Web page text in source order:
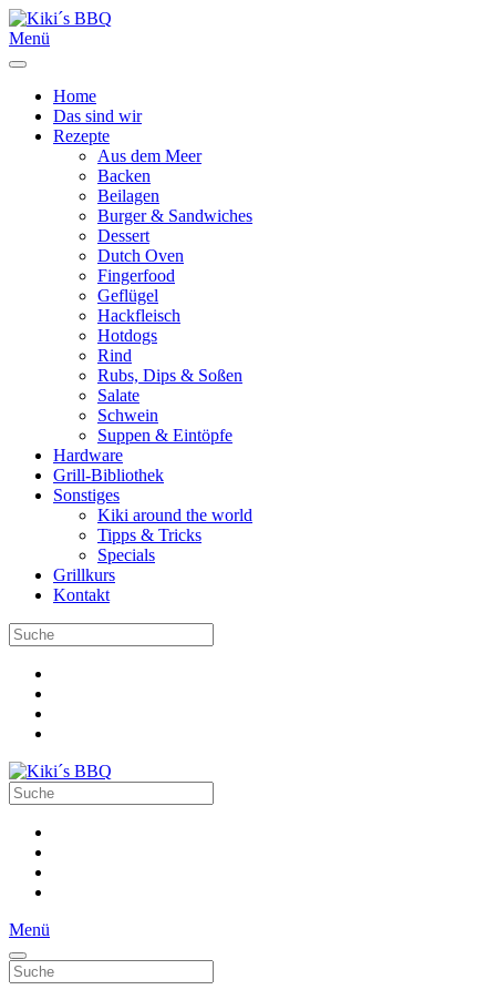
Menü
Home
Das sind wir
Rezepte
Aus dem Meer
Backen
Beilagen
Burger & Sandwiches
Dessert
Dutch Oven
Fingerfood
Geflügel
Hackfleisch
Hotdogs
Rind
Rubs, Dips & Soßen
Salate
Schwein
Suppen & Eintöpfe
Hardware
Grill-Bibliothek
Sonstiges
Kiki around the world
Tipps & Tricks
Specials
Grillkurs
Kontakt
Menü